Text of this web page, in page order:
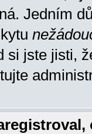
Jedním
si jste jisti,